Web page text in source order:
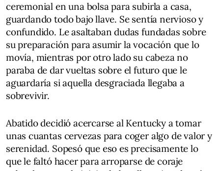
ceremonial en una bolsa para subirla a casa,
guardando todo bajo llave. Se sentía nervioso y
confundido. Le asaltaban dudas fundadas sobre
su preparación para asumir la vocación que lo
movía, mientras por otro lado su cabeza no
paraba de dar vueltas sobre el futuro que le
aguardaría si aquella desgraciada llegaba a
sobrevivir.
Abatido decidió acercarse al Kentucky a tomar
unas cuantas cervezas para coger algo de valor y
serenidad. Sopesó que eso es precisamente lo
que le faltó hacer para arroparse de coraje